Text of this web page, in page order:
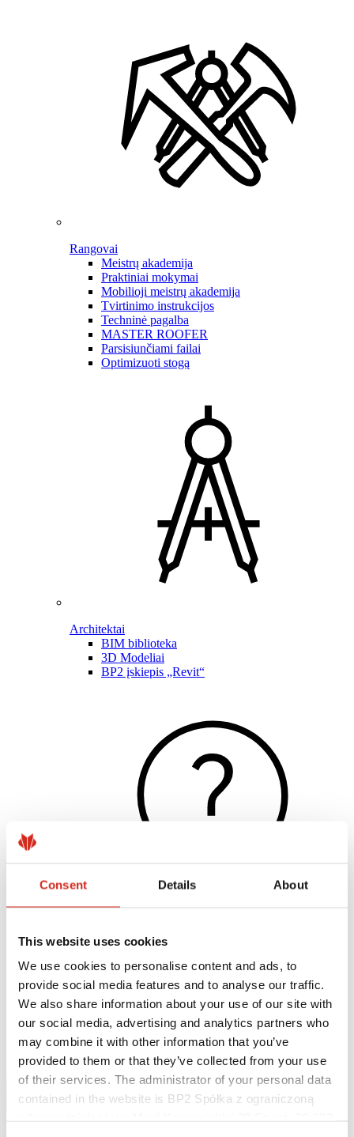
Consent Details About
This website uses cookies
We use cookies to personalise content and ads, to
provide social media features and to analyse our traffic.
We also share information about your use of our site with
our social media, advertising and analytics partners who
may combine it with other information that you’ve
provided to them or that they’ve collected from your use
of their services. The administrator of your personal data
contained in the website is BP2 Spółka z ograniczoną
Rangovai
Meistrų akademija
Praktiniai mokymai
Mobilioji meistrų akademija
Tvirtinimo instrukcijos
Techninė pagalba
MASTER ROOFER
Parsisiunčiami failai
Optimizuoti stogą
Architektai
BIM biblioteka
3D Modeliai
BP2 įskiepis „Revit“
Dangos, spalvos ir garantijos
Garantijos registravimas
Įgyvendinti projektai ir inspiracijos
Parsisiunčiami failai
Rasti rangovą
Kur įsigyti?
BIM bibliotekos
Parsisiųsti
Kontaktai